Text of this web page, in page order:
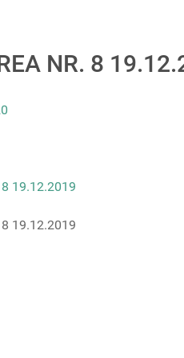
NR. 8
8 19.12.2019
8 19.12.2019